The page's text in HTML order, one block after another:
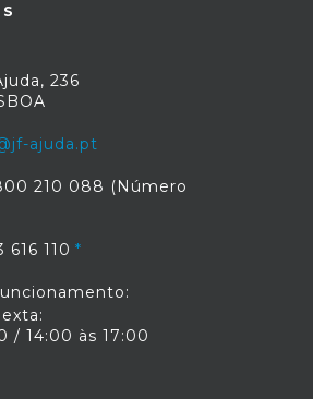
236
ajuda.pt
210 088 (Número
616 110
/ 14:00 às 17:00